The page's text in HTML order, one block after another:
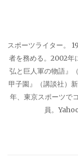
ン
スポーツライター。
者を務める。2002年
弘と巨人軍の物語』
甲子園』（講談社）
年、東京スポーツで
員。